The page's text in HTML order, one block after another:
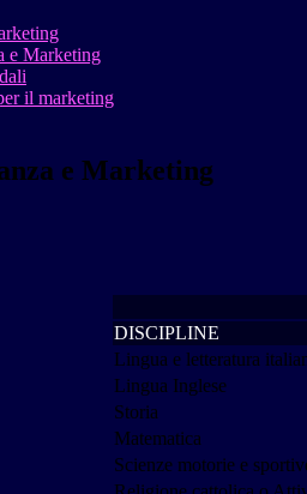
e Marketing
il marketing
e Marketing
DISCIPLINE
Lingua e letteratura
Lingua Inglese
Storia
Matematica
Scienze motorie e